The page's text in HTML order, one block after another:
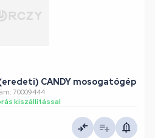
CANDY mosogatógép
70009444
kiszállítással